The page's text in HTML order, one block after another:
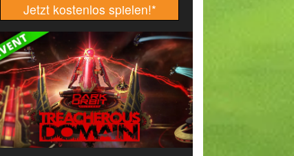
Jetzt kostenlos spielen!*